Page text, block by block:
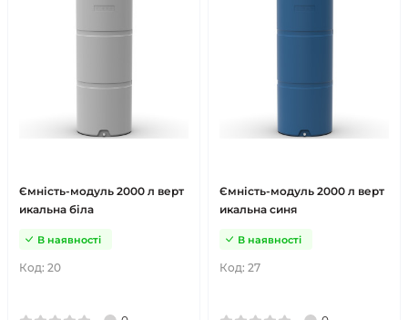
Ємність-модуль 2000 л верт
икальна біла
Код: 20
В наявності
Ємність-модуль 2000 л верт
икальна синя
Код: 27
В наявності